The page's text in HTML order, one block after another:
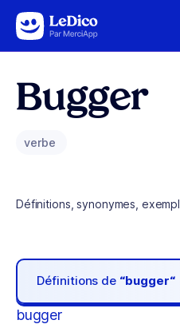
Aller au contenu
Bugger
verbe
Définitions, synonymes,
Définitions de “bugger“
bugger